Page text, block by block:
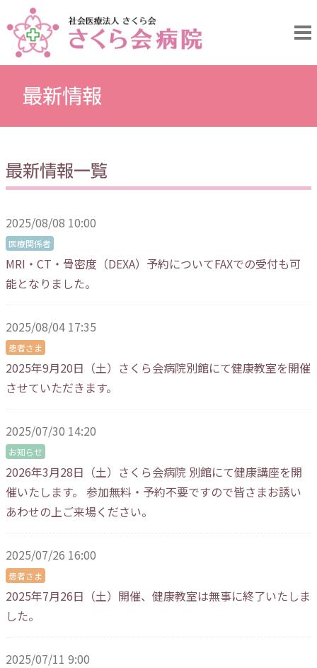
最新情報
最新情報一覧
2025/08/08 10:00
医療関係者
MRI・CT・骨密度（DEXA）予約についてFAXでの受付も可
能となりました。
2025/08/04 17:35
患者さま
2025年9月20日（土）さくら会病院別館にて健康教室を開催
させていただきます。
2025/07/30 14:20
お知らせ
2026年3月28日（土）さくら会病院 別館にて健康講座を開
催いたします。 参加無料・予約不要ですので皆さまお誘い
あわせの上ご来場ください。
2025/07/26 16:00
患者さま
2025年7月26日（土）開催、健康教室は無事に終了いたしま
した。
2025/07/11 9:00